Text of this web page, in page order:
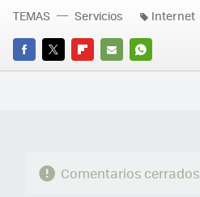
FACEBOOK
TWITTERFLIPBOARD
E-
WHATSAPP
TEMAS Servicios Internet
Comentarios cerrados